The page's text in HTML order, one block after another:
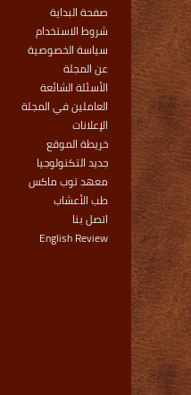
صفحة البداية
شروط الاستخدام
سياسة الخصوصية
عن المجلة
الأسئلة الشائعة
العاملين في المجلة
الإعلانات
خريطة الموقع
جديد التكنولوجيا
معهد توب ماكس
طب الأعشاب
اتصل بنا
English Review